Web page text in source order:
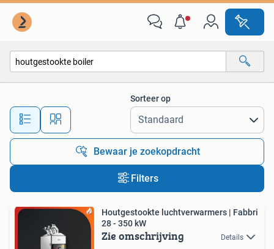
Alle afstanden…
Sorteer op
Bewaar je zoekopdracht
Filters
Houtgestookte luchtverwarmers | Fabbri
28 - 350 kW
Zie omschrijving Details